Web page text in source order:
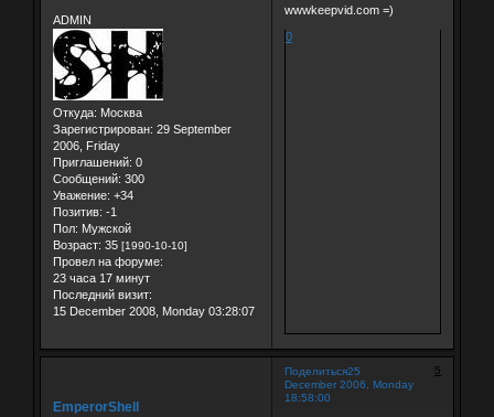
ADMIN
Откуда: Москва
Зарегистрирован: 29 September
2006, Friday
Приглашений: 0
Сообщений: 300
Уважение: +34
Позитив: -1
Пол: Мужской
Возраст: 35 [1990-10-10]
Провел на форуме:
23 часа 17 минут
Последний визит:
15 December 2008, Monday 03:28:07
wwwkeepvid.com =)
0
Поделиться 5
25
December 2006, Monday
18:58:00
EmperorShell